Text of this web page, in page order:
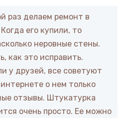
раз делаем ремонт в
его купили, то
неровные стены.
как это исправить.
у друзей, все советуют
о нем только
отзывы. Штукатурка
очень просто. Ее можно